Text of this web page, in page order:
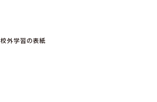
校外学習の表紙